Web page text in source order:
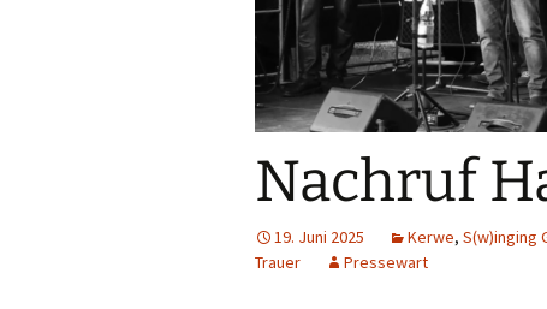
Nachruf
19. Juni 2025 Kerwe, S(w)inging
Trauer
Pressewart